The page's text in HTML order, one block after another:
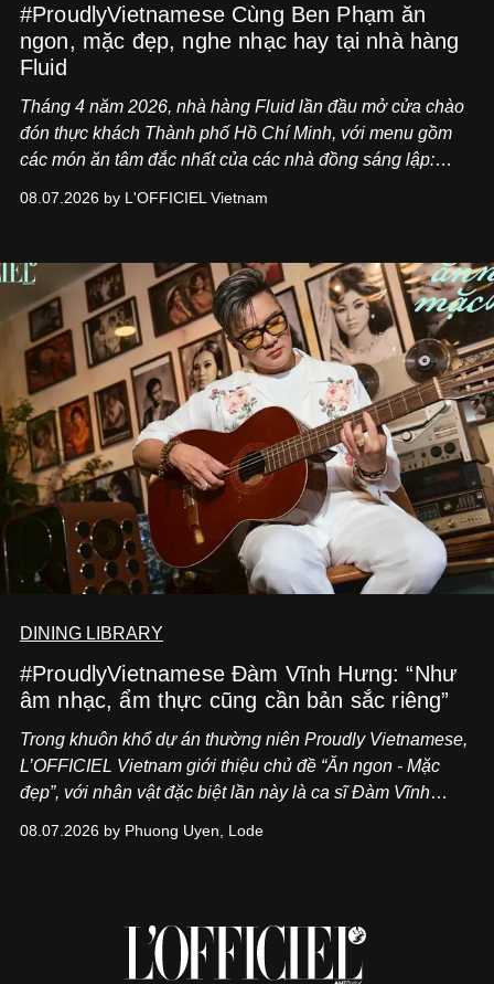
#ProudlyVietnamese Cùng Ben Phạm ăn
ngon, mặc đẹp, nghe nhạc hay tại nhà hàng
Fluid
Tháng 4 năm 2026, nhà hàng Fluid lần đầu mở cửa chào
đón thực khách Thành phố Hồ Chí Minh, với menu gồm
các món ăn tâm đắc nhất của các nhà đồng sáng lập:
món ăn đa dạng từ Á đến Âu nhanh chóng được yêu thích
mang đến niềm vui cho thực khách.
08.07.2026 by L'OFFICIEL Vietnam
DINING LIBRARY
#ProudlyVietnamese Đàm Vĩnh Hưng: “Như
âm nhạc, ẩm thực cũng cần bản sắc riêng”
Trong khuôn khổ dự án thường niên Proudly Vietnamese,
L’OFFICIEL Vietnam giới thiệu chủ đề “Ăn ngon - Mặc
đẹp”, với nhân vật đặc biệt lần này là ca sĩ Đàm Vĩnh
Cà Phê Cà Pháo mang dấu ấn Indochine hoài niệm, thu
08.07.2026 by Phuong Uyen, Lode